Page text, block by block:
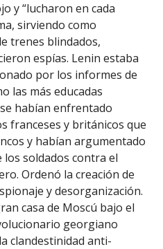
y “lucharon en cada
sirviendo como
trenes blindados,
espías. Lenin estaba
por los informes de
las más educadas
habían enfrentado
franceses y británicos que
y habían argumentado
soldados contra el
Ordenó la creación de
y desorganización.
casa de Moscú bajo el
georgiano
clandestinidad anti-